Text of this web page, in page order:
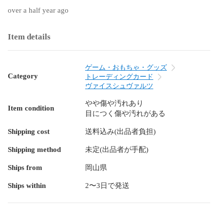
over a half year ago
Item details
Category
ゲーム・おもちゃ・グッズ
トレーディングカード
ヴァイスシュヴァルツ
Item condition
やや傷や汚れあり
目につく傷や汚れがある
Shipping cost 送料込み(出品者負担)
Shipping method 未定(出品者が手配)
Ships from 岡山県
Ships within 2〜3日で発送